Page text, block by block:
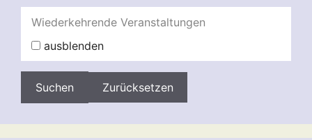
Wiederkehrende Veranstaltungen
ausblenden
Zurücksetzen